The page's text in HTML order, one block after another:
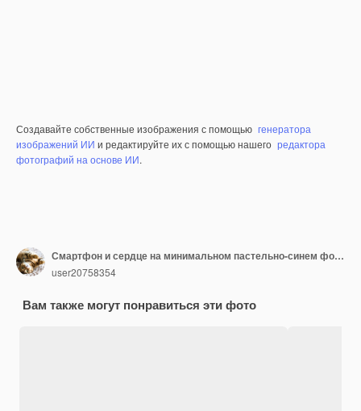
Создавайте собственные изображения с помощью генератора
изображений ИИ и редактируйте их с помощью нашего редактора
фотографий на основе ИИ.
Смартфон и сердце на минимальном пастельно-синем фоне Концепция маркетинга и социальных сетей
user20758354
Вам также могут понравиться эти фото